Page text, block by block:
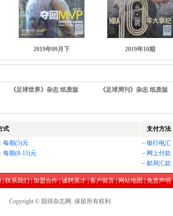
2019年09月下 2019年10期
《足球世界》杂志 纸质版 《足球周刊》杂志 纸质版